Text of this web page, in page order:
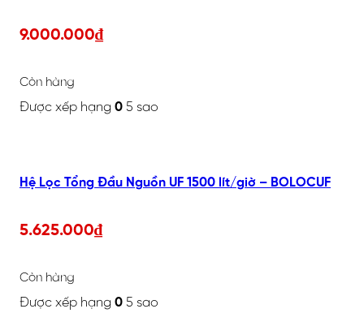
9.000.000₫
Còn hàng
Được xếp hạng 0 5 sao
Hệ Lọc Tổng Đầu Nguồn UF 1500 lít/giờ – BOLOCUF
5.625.000₫
Còn hàng
Được xếp hạng 0 5 sao